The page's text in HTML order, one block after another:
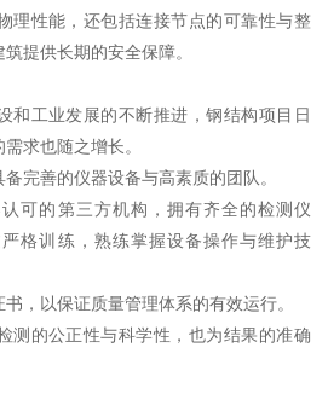
理性能，还包括连接节点的可靠性与整
提供长期的安全保障。
和工业发展的不断推进，钢结构项目日
求也随之增长。
完善的仪器设备与高素质的团队。
可的第三方机构，拥有齐全的检测仪
格训练，熟练掌握设备操作与维护技
，以保证质量管理体系的有效运行。
测的公正性与科学性，也为结果的准确